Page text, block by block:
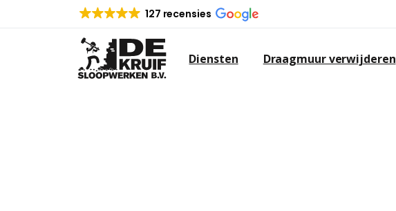
127 recensies
Diensten Draagmuur verwijderen